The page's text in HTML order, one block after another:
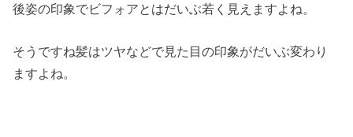
後姿の印象でビフォアとはだいぶ若く見えますよね。
そうですね髪はツヤなどで見た目の印象がだいぶ変わり
ますよね。